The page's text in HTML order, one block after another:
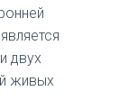
двух
живых